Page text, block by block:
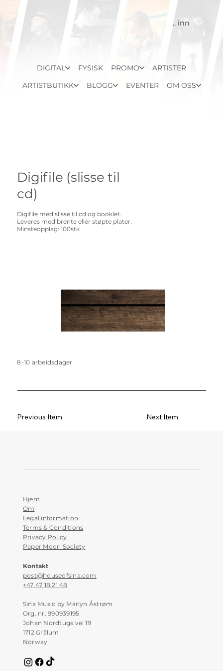
Logg inn
DIGITAL FYSISK PROMO
ARTISTER
ARTISTBUTIKK
BLOGG EVENTER OM OSS
Digifile (slisse til
cd)
Digifile med slisse til cd og booklet.
Leveres med brente eller støpte plater.
Minsteopplag: 100stk
8-10 arbeidsdager
Previous Item Next Item
Kontakt
post@houseofsina.com
+47 47 18 21 48
Sina Music by Marlyn Åstrøm
Org. nr. 990939195
Johan Nordtugs vei 19
1712 Grålum
Norway
Hjem
Om
Legal information
Terms & Conditions
Privacy Policy
Paper Moon Society